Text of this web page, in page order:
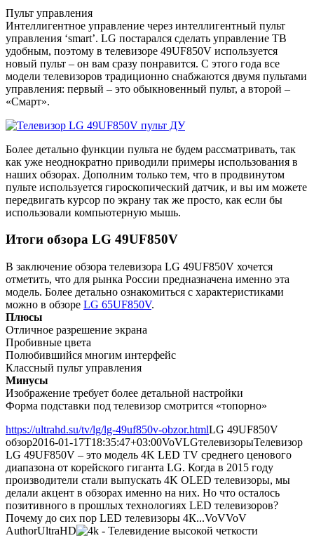
Пульт управления
Интеллигентное управление через интеллигентный пульт
управления ‘smart’. LG постарался сделать управление ТВ
удобным, поэтому в телевизоре 49UF850V используется
новый пульт – он вам сразу понравится. С этого года все
модели телевизоров традиционно снабжаются двумя пультами
управления: первый – это обыкновенный пульт, а второй –
«Смарт».
Более детально функции пульта не будем рассматривать, так
как уже неоднократно приводили примеры использования в
наших обзорах. Дополним только тем, что в продвинутом
пульте используется гироскопический датчик, и вы им можете
передвигать курсор по экрану так же просто, как если бы
использовали компьютерную мышь.
Итоги обзора LG 49UF850V
В заключение обзора телевизора LG 49UF850V хочется
отметить, что для рынка России предназначена именно эта
модель. Более детально ознакомиться с характеристиками
можно в обзоре LG 65UF850V.
Плюсы
Отличное разрешение экрана
Пробивные цвета
Полюбившийся многим интерфейс
Классный пульт управления
Минусы
Изображение требует более детальной настройки
Форма подставки под телевизор смотрится «топорно»
https://ultrahd.su/tv/lg/lg-49uf850v-obzor.htmlLG 49UF850V
обзор2016-01-17T18:35:47+03:00VoVLGтелевизорыТелевизор
LG 49UF850V – это модель 4K LED TV среднего ценового
диапазона от корейского гиганта LG. Когда в 2015 году
производители стали выпускать 4K OLED телевизоры, мы
делали акцент в обзорах именно на них. Но что осталось
позитивного в прошлых технологиях LED телевизоров?
Почему до сих пор LED телевизоры 4К...VoVVoV
AuthorUltraHD